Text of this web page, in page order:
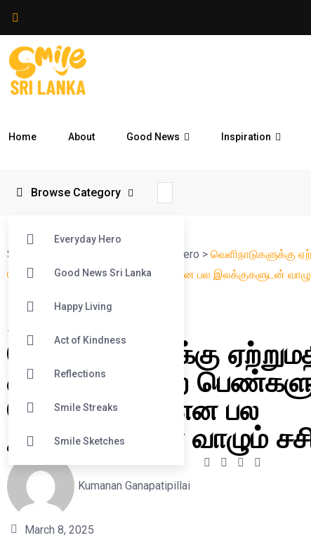
Home About Good News Inspiration
Browse Category
Everyday Hero
Good News Sri Lanka
Happy Living
Act of Kindness
Reflections
Smile Streaks
Smile Sketches
Smile Sri Lanka Everyday Hero > வெளிநாடுகளுக்கு
போன்ற பெண்களுக்கு வேலைவாய்ப்பு என பல இலக்குகளுடன்
#
வெளிநாடுகளுக்கு
என்னை போன்ற
வேலைவாய்ப்பு என பல
இலக்குகளுடன் வாழும்
Kumanan Ganapatipillai
March 8, 2025